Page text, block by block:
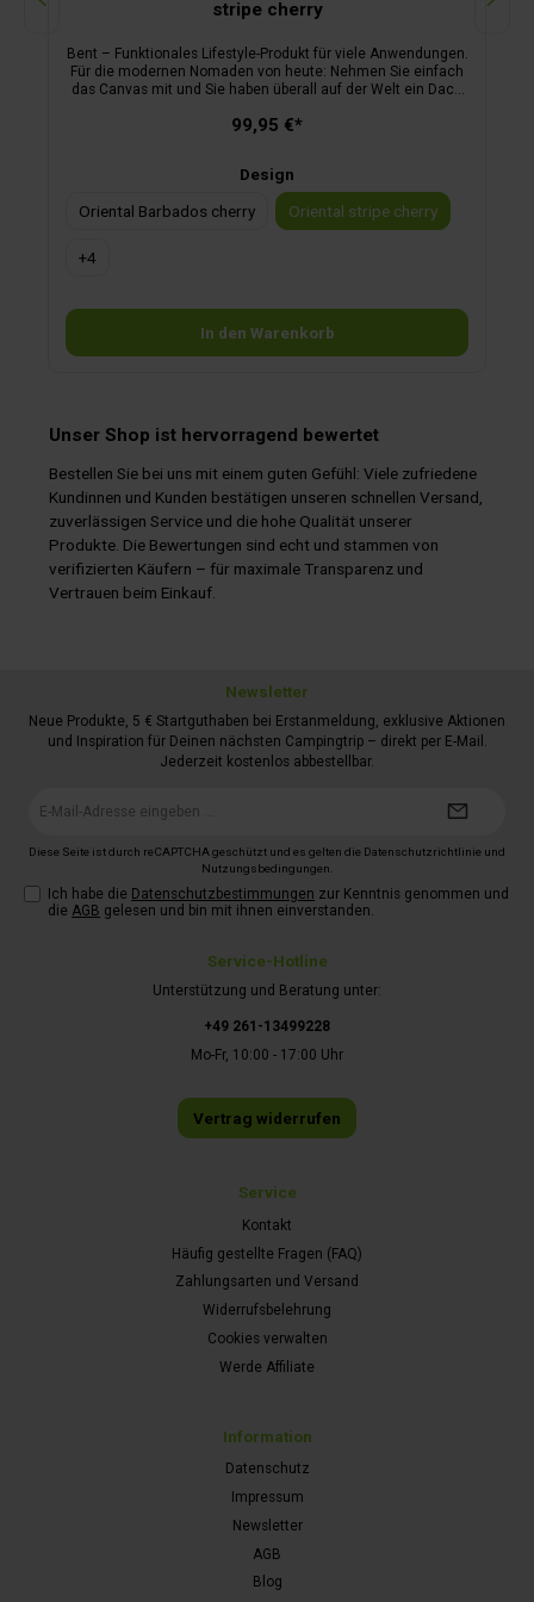
stripe cherry
Bent – Funktionales Lifestyle-Produkt für viele Anwendungen.
Für die modernen Nomaden von heute: Nehmen Sie einfach
das Canvas mit und Sie haben überall auf der Welt ein Dach
verbindet Lifestyle und Funktion. In einer Minute aufgestellt.
Bent ist robust und dank Reißverschluss modular koppelbar.
Seien Sie kreativ und schaffen Sie neue Räume mit vielen
Anwendungsmöglichkeiten. Einfach und überall, mit wem
und wofür auch immer! Lieferumfang: Sonnensegel, 3
Abspannleinen mit Aluminium-Dreilochspanner inkl. Beutel,
Gestänge-Tasche und Grundplatte für optionales Gestänge,
99,95 €*
Design
Oriental Barbados cherry
Oriental stripe cherry
+4
In den Warenkorb
Unser Shop ist hervorragend bewertet
Bestellen Sie bei uns mit einem guten Gefühl: Viele zufriedene
Kundinnen und Kunden bestätigen unseren schnellen Versand,
zuverlässigen Service und die hohe Qualität unserer
Produkte. Die Bewertungen sind echt und stammen von
verifizierten Käufern – für maximale Transparenz und
Vertrauen beim Einkauf.
Service-Hotline
Unterstützung und Beratung unter:
+49 261-13499228
Mo-Fr, 10:00 - 17:00 Uhr
Vertrag widerrufen
Service
Kontakt
Häufig gestellte Fragen (FAQ)
Zahlungsarten und Versand
Widerrufsbelehrung
Cookies verwalten
Werde Affiliate
Information
Datenschutz
Impressum
Newsletter
AGB
Blog
Newsletter
Neue Produkte, 5 € Startguthaben bei Erstanmeldung, exklusive Aktionen
und Inspiration für Deinen nächsten Campingtrip – direkt per E-Mail.
Jederzeit kostenlos abbestellbar.
Diese Seite ist durch reCAPTCHA geschützt und es gelten die Datenschutzrichtlinie und
Nutzungsbedingungen.
Ich habe die Datenschutzbestimmungen zur Kenntnis genommen und
die AGB gelesen und bin mit ihnen einverstanden.